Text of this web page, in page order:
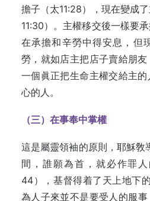
擔子（太11:28），現在變成
11:30）。主權移交後一樣要
在承擔和辛勞中得安息，但
勞，就如店主把店子賣給朋友
一個眞正把生命主權交給主
心的人。
（三）在事奉中掌權­
這是屬靈領袖的原則，耶穌
間，誰願為首，就必作罪
44），基­督得着了天上地下
為人子來並不­是要受人的服